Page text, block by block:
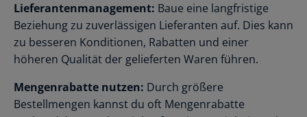
Lieferantenmanagement: Baue eine langfristige
Beziehung zu zuverlässigen Lieferanten auf. Dies kann
zu besseren Konditionen, Rabatten und einer
höheren Qualität der gelieferten Waren führen.
Mengenrabatte nutzen: Durch größere
Bestellmengen kannst du oft Mengenrabatte